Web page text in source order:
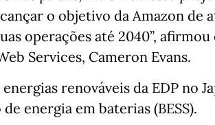
o objetivo da Amazon de
operações até 2040”,
Services, Cameron Evans.
renováveis da EDP no
energia em baterias (BESS).